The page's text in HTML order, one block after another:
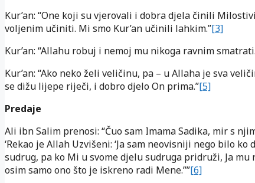
Kur’an: “One koji su vjerovali i dobra djela činili
voljenim učiniti. Mi smo Kur’an učinili lahkim.”[3]
Kur’an: “Allahu robuj i nemoj mu nikoga ravnim
Kur’an: “Ako neko želi veličinu, pa – u Allaha je sva
se dižu lijepe riječi, i dobro djelo On prima.”[5]
Predaje
Ali ibn Salim prenosi: “Čuo sam Imama Sadika, mir s
‘Rekao je Allah Uzvišeni: ‘Ja sam neovisniji nego bilo
sudrug, pa ko Mi u svome djelu sudruga pridruži, Ja
osim samo ono što je iskreno radi Mene.’’”[6]